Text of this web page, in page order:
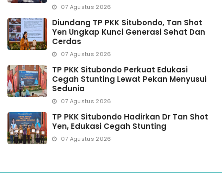
07 Agustus 2026
Diundang TP PKK Situbondo, Tan Shot
Yen Ungkap Kunci Generasi Sehat Dan
Cerdas
07 Agustus 2026
TP PKK Situbondo Perkuat Edukasi
Cegah Stunting Lewat Pekan Menyusui
Sedunia
07 Agustus 2026
TP PKK Situbondo Hadirkan Dr Tan Shot
Yen, Edukasi Cegah Stunting
07 Agustus 2026